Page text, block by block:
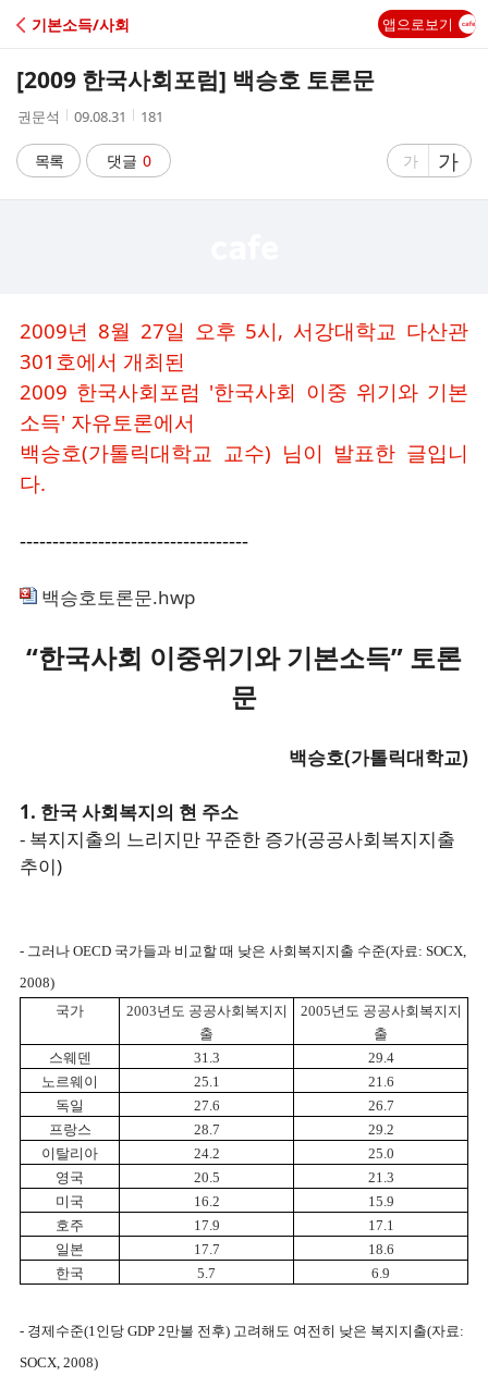
C
A
기본소득/사회 앱으로보기
[2009 한국사회포럼] 백승호 토론문
작
자
권문석
작
시
간
09.08.31
조
수
181
목록 댓글 0
글
게
가
글
자
게
가
2009년 8월 27일 오후 5시, 서강대학교 다산관
301호에서 개최된
2009 한국사회포럼 '한국사회 이중 위기와 기본
소득' 자유토론에서
백승호(가톨릭대학교 교수) 님이 발표한 글입니
다.
-----------------------------------
백승호토론문.hwp
“한국사회 이중위기와 기본소득” 토론
문
백승호(가톨릭대학교)
1. 한국 사회복지의 현 주소
- 복지지출의 느리지만 꾸준한 증가(공공사회복지지출
추이)
- 그러나 OECD 국가들과 비교할 때 낮은 사회복지지출 수준(자료: SOCX,
2008)
국가
2003년도 공공사회복지지
출
2005년도 공공사회복지지
출
스웨덴
31.3
29.4
노르웨이
25.1
21.6
독일
27.6
26.7
프랑스
28.7
29.2
이탈리아
24.2
25.0
영국
20.5
21.3
미국
16.2
15.9
호주
17.9
17.1
일본
17.7
18.6
한국
5.7 6.9
- 경제수준(1인당 GDP 2만불 전후) 고려해도 여전히 낮은 복지지출(자료:
SOCX, 2008)